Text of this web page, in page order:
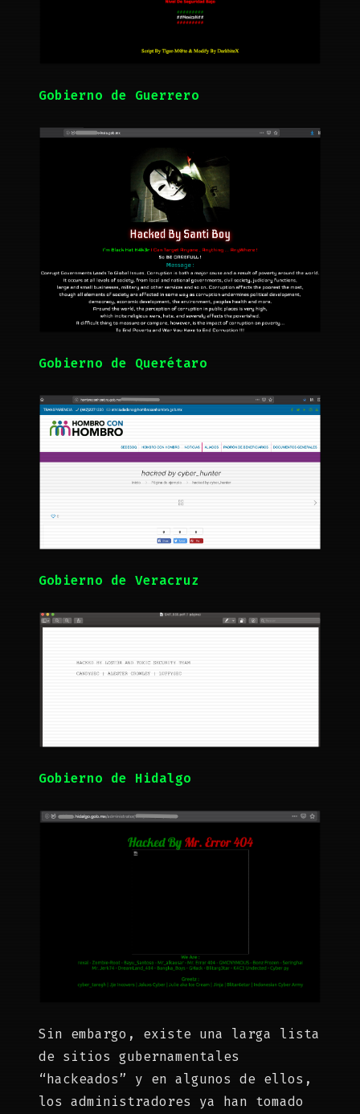
Gobierno de Guerrero
Gobierno de Querétaro
Gobierno de Veracruz
Gobierno de Hidalgo
Sin embargo, existe una larga lista
de sitios gubernamentales
“hackeados” y en algunos de ellos,
los administradores ya han tomado